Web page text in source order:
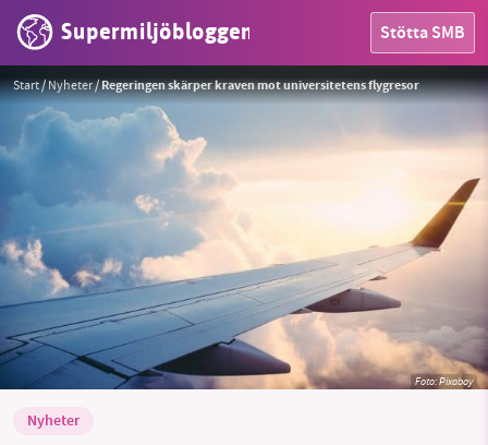
Supermiljöbloggen Stötta SMB
OMRÅDEN
MILJÖFAKTA
Start/Nyheter/Regeringen skärper kraven mot universitetens flygresor
Nyheter
Foto:Pixabay